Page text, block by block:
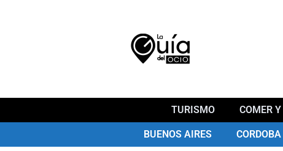
TURISMO COMER
BUENOS AIRES CORDOBA